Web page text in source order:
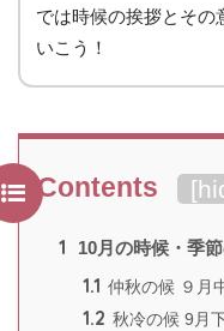
では時候の挨拶とその
いこう！
Contents [
1 10月の時候・季
1.1 仲秋の候 ９月
1.2 秋冷の候 9月